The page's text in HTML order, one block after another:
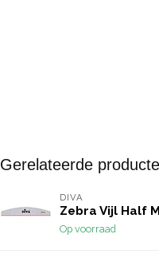
Gerelateerde
DIVA
Zebra Vijl Half
Op voorraad